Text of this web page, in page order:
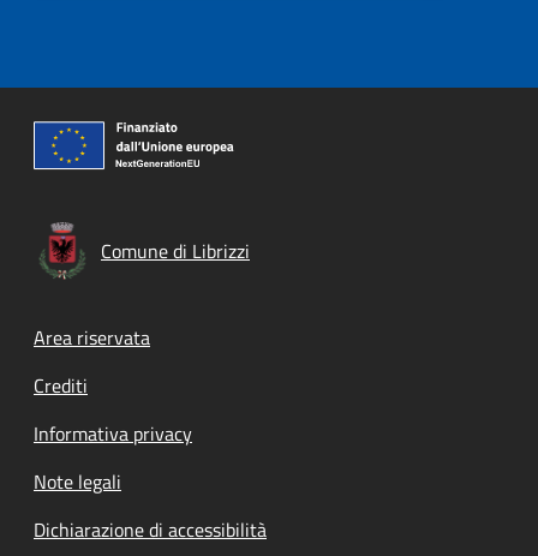
Comune di Librizzi
Footer menu
Area riservata
Crediti
Informativa privacy
Note legali
Dichiarazione di accessibilità